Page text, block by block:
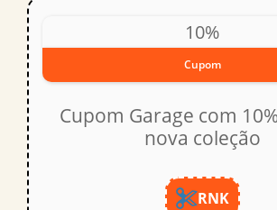
10%
Cupom
Cupom Garage com
nova coleção
RNK